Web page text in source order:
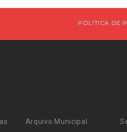
POLÍTICA DE
Arquivo Municipal